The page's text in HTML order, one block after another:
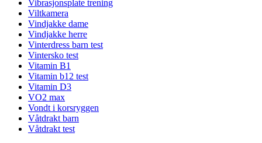
Vibrasjonsplate trening
Viltkamera
Vindjakke dame
Vindjakke herre
Vinterdress barn test
Vintersko test
Vitamin B1
Vitamin b12 test
Vitamin D3
VO2 max
Vondt i korsryggen
Våtdrakt barn
Våtdrakt test